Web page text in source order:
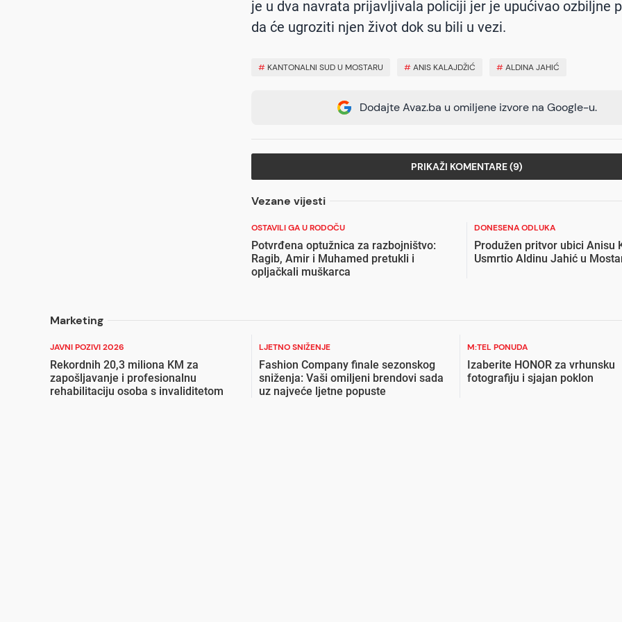
je u dva navrata prijavljivala policiji jer je upućivao ozbiljne
da će ugroziti njen život dok su bili u vezi.
# KANTONALNI SUD U MOSTARU #ANIS KALAJDŽIĆ #ALDINA JAHIĆ
Dodajte Avaz.ba u omiljene izvore na Google-u.
PRIKAŽI KOMENTARE (9)
Vezane vijesti
OSTAVILI GA U RODOČU
Potvrđena optužnica za razbojništvo:
Ragib, Amir i Muhamed pretukli i
opljačkali muškarca
DONESENA ODLUKA
Produžen pritvor ubici Anisu
Usmrtio Aldinu Jahić u
Marketing
JAVNI POZIVI 2026
Rekordnih 20,3 miliona KM za
zapošljavanje i profesionalnu
rehabilitaciju osoba s invaliditetom
LJETNO SNIŽENJE
Fashion Company finale sezonskog
sniženja: Vaši omiljeni brendovi sada
uz najveće ljetne popuste
M:TEL PONUDA
Izaberite HONOR za vrhunsku
fotografiju i sjajan poklon